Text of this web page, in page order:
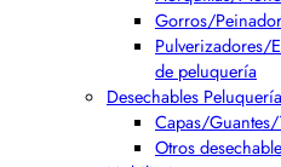
Gorros/
Pulverizadores/
de peluquería
Desechables
Capas/Guantes/
Otros